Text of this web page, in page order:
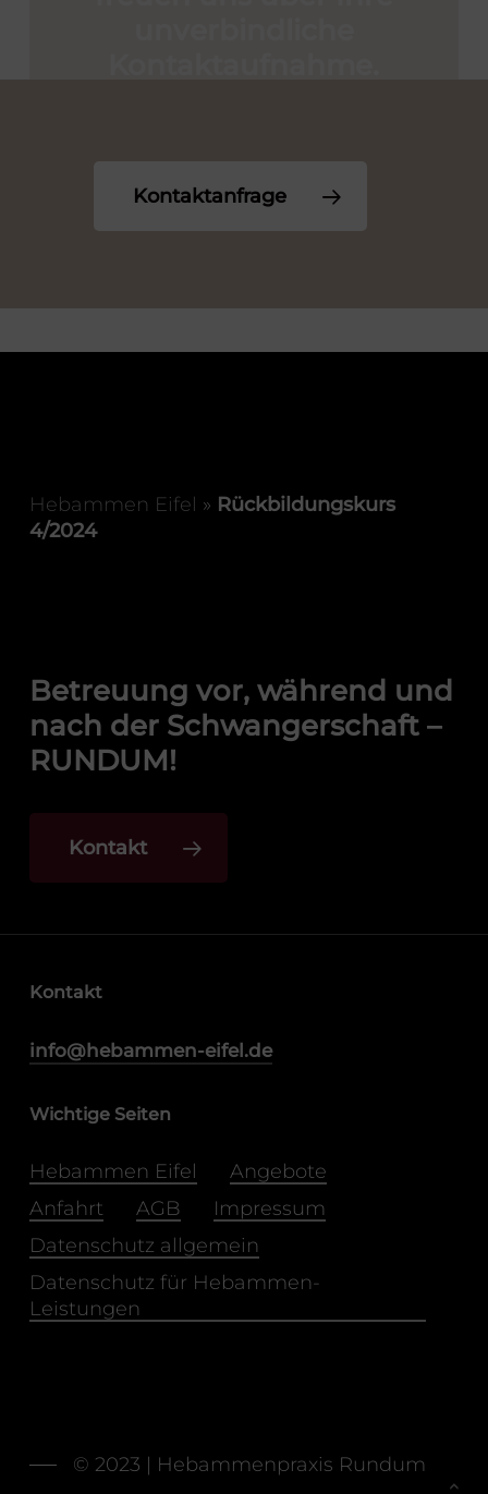
Kontaktanfrage
Hebammen Eifel » Rückbildungskurs
4/2024
Betreuung vor, während und
nach der Schwangerschaft –
RUNDUM!
Kontakt
Kontakt
info@hebammen-eifel.de
Wichtige Seiten
Hebammen Eifel
Angebote
Anfahrt
AGB
Impressum
Datenschutz allgemein
Datenschutz für Hebammen-
Leistungen
© 2023 | Hebammenpraxis Rundum